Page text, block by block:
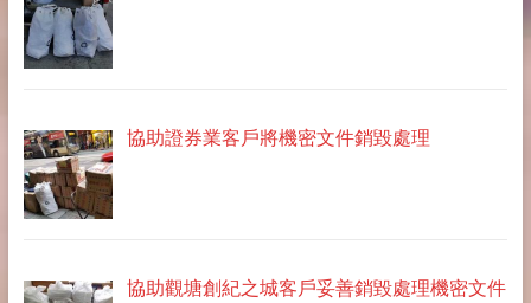
協助證券業客戶將機密文件銷毀處理
協助觀塘創紀之城客戶妥善銷毀處理機密文件